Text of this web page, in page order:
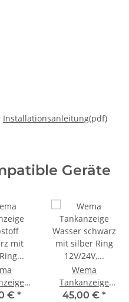
Installationsanleitung(pdf)
Geräte
€ *
Wema
Tankanzeige
Wasser schwarz
45,00 € *